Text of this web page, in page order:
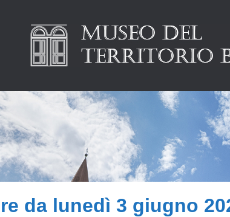
da lunedì 3 giugno